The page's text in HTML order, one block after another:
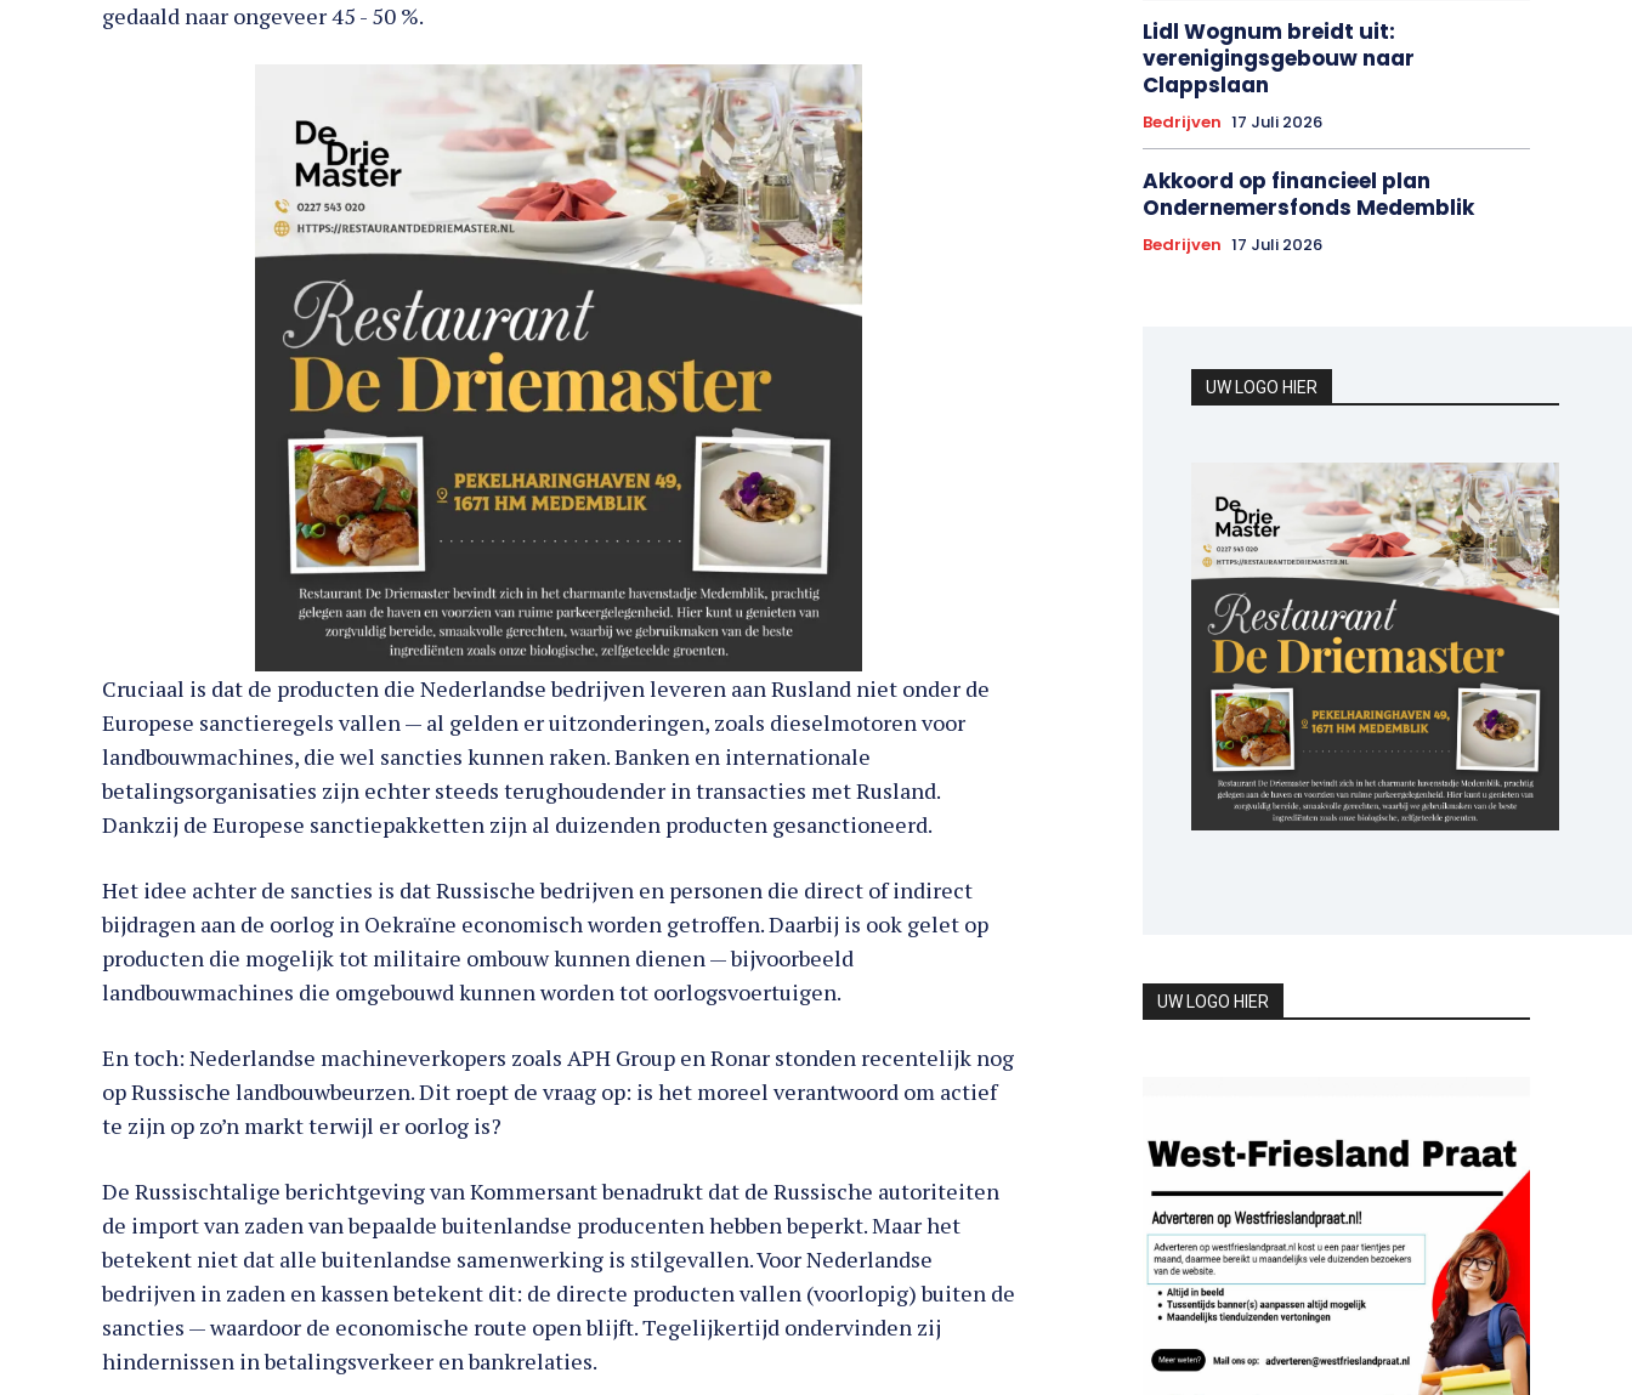
gedaald naar ongeveer 45 - 50 %.
Cruciaal is dat de producten die Nederlandse bedrijven leveren aan Rusland niet onder de
Europese sanctieregels vallen — al gelden er uitzonderingen, zoals dieselmotoren voor
landbouwmachines, die wel sancties kunnen raken. Banken en internationale
betalingsorganisaties zijn echter steeds terughoudender in transacties met Rusland.
Dankzij de Europese sanctiepakketten zijn al duizenden producten gesanctioneerd.
Het idee achter de sancties is dat Russische bedrijven en personen die direct of indirect
bijdragen aan de oorlog in Oekraïne economisch worden getroffen. Daarbij is ook gelet op
producten die mogelijk tot militaire ombouw kunnen dienen — bijvoorbeeld
landbouwmachines die omgebouwd kunnen worden tot oorlogsvoertuigen.
En toch: Nederlandse machineverkopers zoals APH Group en Ronar stonden recentelijk nog
op Russische landbouwbeurzen. Dit roept de vraag op: is het moreel verantwoord om actief
te zijn op zo’n markt terwijl er oorlog is?
De Russischtalige berichtgeving van Kommersant benadrukt dat de Russische autoriteiten
de import van zaden van bepaalde buitenlandse producenten hebben beperkt. Maar het
betekent niet dat alle buitenlandse samenwerking is stilgevallen. Voor Nederlandse
bedrijven in zaden en kassen betekent dit: de directe producten vallen (voorlopig) buiten de
sancties — waardoor de economische route open blijft. Tegelijkertijd ondervinden zij
hindernissen in betalingsverkeer en bankrelaties.
Lidl Wognum breidt uit:
verenigingsgebouw naar
Clappslaan
Bedrijven 17 Juli 2026
Akkoord op financieel plan
Ondernemersfonds Medemblik
Bedrijven 17 Juli 2026
UW LOGO HIER
UW LOGO HIER